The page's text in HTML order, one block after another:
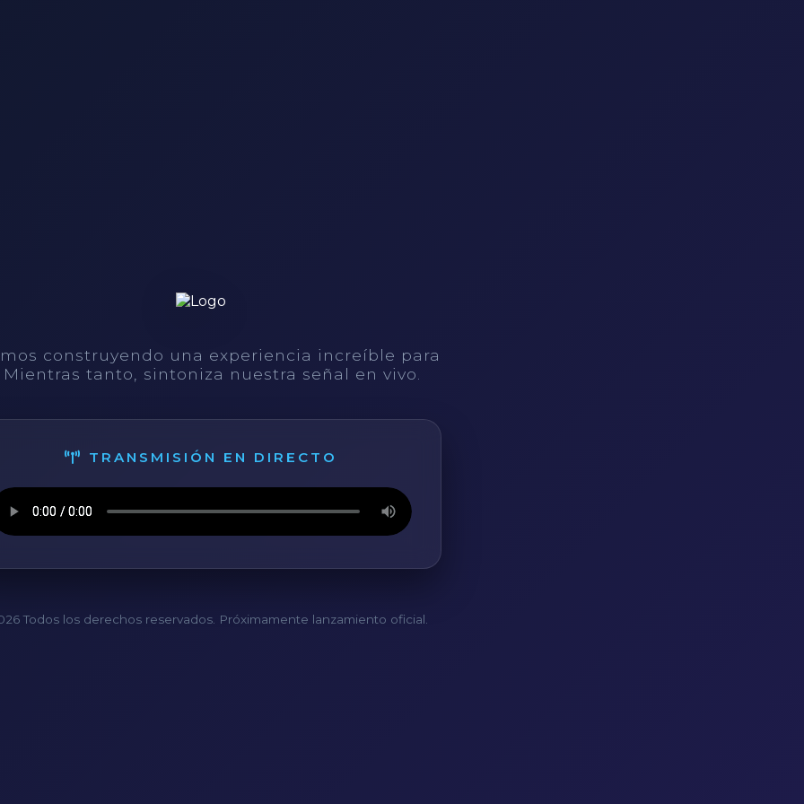
construyendo una experiencia increíble para
tanto, sintoniza nuestra señal en vivo.
TRANSMISIÓN EN DIRECTO
Todos los derechos reservados. Próximamente lanzamiento oficial.